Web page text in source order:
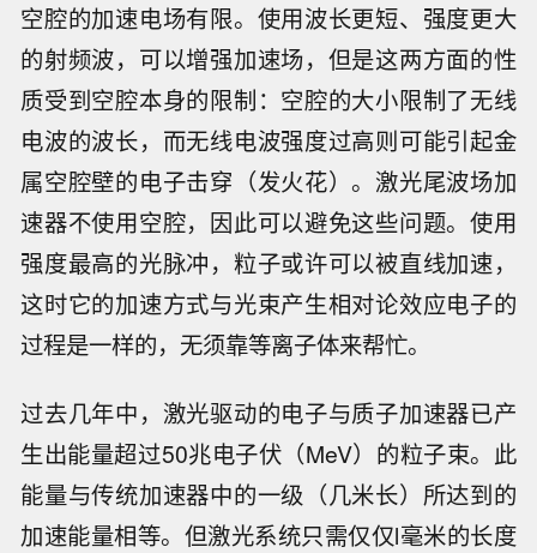
空腔的加速电场有限。使用波长更短、强度更大
的射频波，可以增强加速场，但是这两方面的性
质受到空腔本身的限制：空腔的大小限制了无线
电波的波长，而无线电波强度过高则可能引起金
属空腔壁的电子击穿（发火花）。激光尾波场加
速器不使用空腔，因此可以避免这些问题。使用
强度最高的光脉冲，粒子或许可以被直线加速，
这时它的加速方式与光束产生相对论效应电子的
过程是一样的，无须靠等离子体来帮忙。
过去几年中，激光驱动的电子与质子加速器已产
生出能量超过50兆电子伏（MeV）的粒子束。此
能量与传统加速器中的一级（几米长）所达到的
加速能量相等。但激光系统只需仅仅l毫米的长度